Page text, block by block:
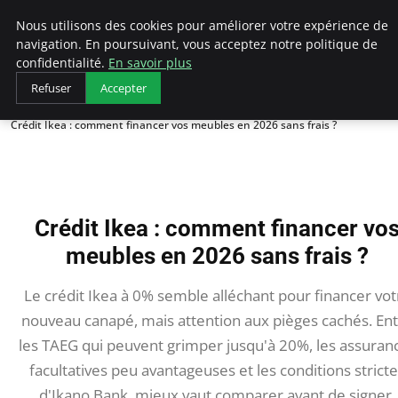
AIESEC France
Accueil
Crédit Ikea : comment financer vos meubles en 2026 sans frais ?
Crédit Ikea : comment financer
meubles en 2026 sans frais ?
Le crédit Ikea à 0% semble alléchant pour financer
nouveau canapé, mais attention aux pièges cachés.
les TAEG qui peuvent grimper jusqu'à 20%, les
facultatives peu avantageuses et les conditions
Nous utilisons des cookies pour améliorer votre expérience de
navigation. En poursuivant, vous acceptez notre politique de
confidentialité. En savoir plus
Refuser Accepter